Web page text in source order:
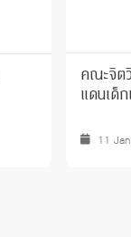
คณะจิตวิ
แดนเด็
11